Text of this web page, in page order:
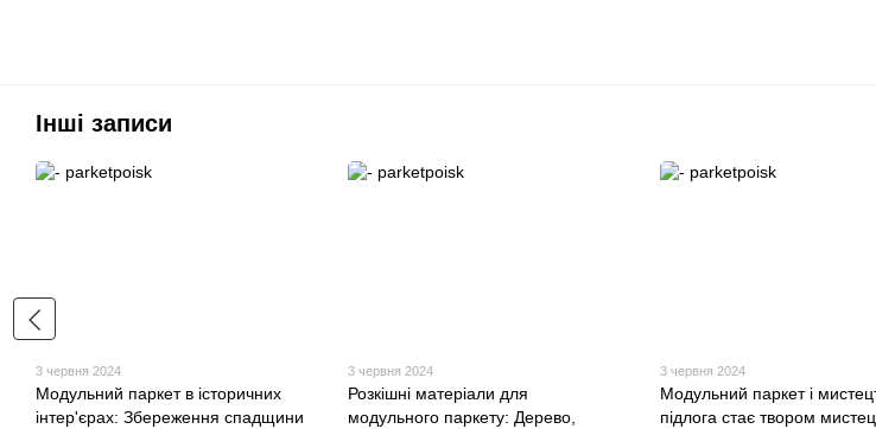
Інші записи
3 червня 2024
Модульний паркет в історичних
інтер'єрах: Збереження спадщини
3 червня 2024
Розкішні матеріали для
модульного паркету: Дерево,
3 червня 2024
Модульний паркет і
підлога стає твором